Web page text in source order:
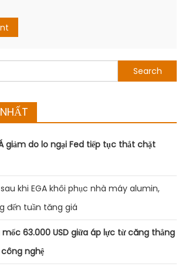
giảm do lo ngại Fed tiếp tục thắt chặt
khi EGA khôi phục nhà máy alumin,
đến tuần tăng giá
63.000 USD giữa áp lực từ căng thẳng
nghệ